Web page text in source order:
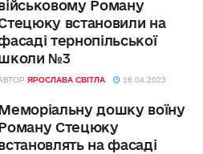
Роману
встановили на
тернопільської
№3
ЯРОСЛАВА СВІТЛА 18.04.2023
дошку воїну
Стецюку
на фасаді